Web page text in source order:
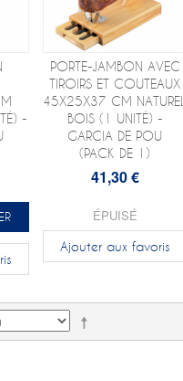
-
PORTE-JAMBON AVEC
TIROIRS ET COUTEAUX
45X25X37 CM NATUREL
BOIS (1 UNITÉ) -
GARCIA DE POU
(PACK DE 1)
41,30 €
ÉPUISÉ
Ajouter aux favoris